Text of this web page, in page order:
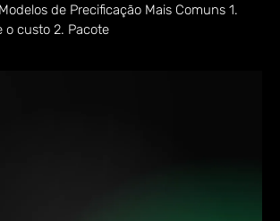
de Precificação Mais Comuns 1.
o custo 2. Pacote